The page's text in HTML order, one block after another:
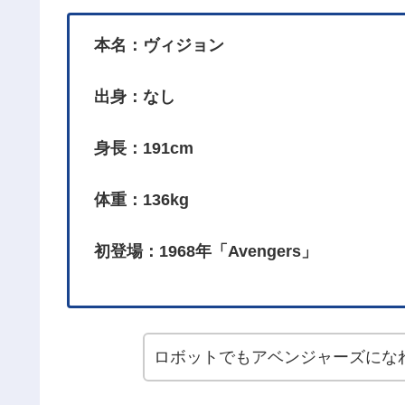
本名：ヴィジョン
出身：なし
身長：191cm
体重：136kg
初登場：1968年「Avengers」
ロボットでもアベンジャーズに